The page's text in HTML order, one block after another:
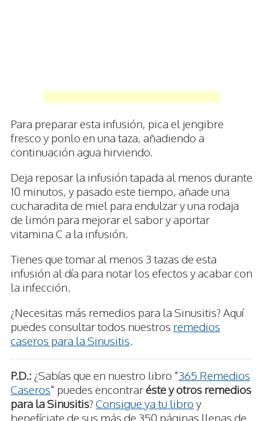
Para preparar esta infusión, pica el jengibre
fresco y ponlo en una taza, añadiendo a
continuación agua hirviendo.
Deja reposar la infusión tapada al menos durante
10 minutos, y pasado este tiempo, añade una
cucharadita de miel para endulzar y una rodaja
de limón para mejorar el sabor y aportar
vitamina C a la infusión.
Tienes que tomar al menos 3 tazas de esta
infusión al día para notar los efectos y acabar con
la infección.
¿Necesitas más remedios para la Sinusitis? Aquí
puedes consultar todos nuestros remedios
caseros para la Sinusitis.
P.D.: ¿Sabías que en nuestro libro "365 Remedios
Caseros" puedes encontraréste y otros remedios
para la Sinusitis? Consigue ya tu libro y
benefíciate de sus más de 350 páginas llenas de